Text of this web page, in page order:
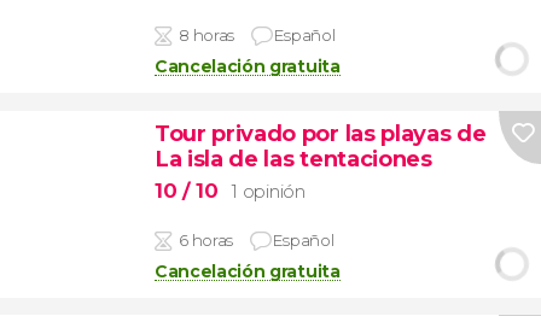
8 horas Español
Cancelación gratuita
Tour privado por las playas de
La isla de las tentaciones
10 / 10 1 opinión
6 horas Español
Cancelación gratuita